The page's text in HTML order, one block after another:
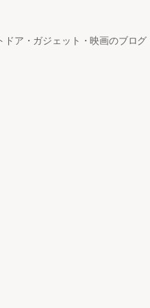
ドア・ガジェット・映画のブログ